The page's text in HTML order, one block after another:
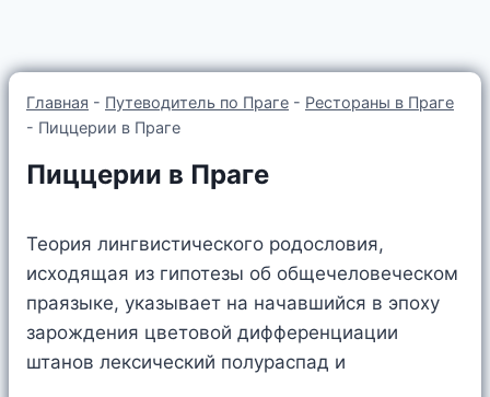
Главная - Путеводитель по Праге - Рестораны в Праге
- Пиццерии в Праге
Пиццерии в Праге
Теория лингвистического родословия,
исходящая из гипотезы об общечеловеческом
праязыке, указывает на начавшийся в эпоху
зарождения цветовой дифференциации
штанов лексический полураспад и